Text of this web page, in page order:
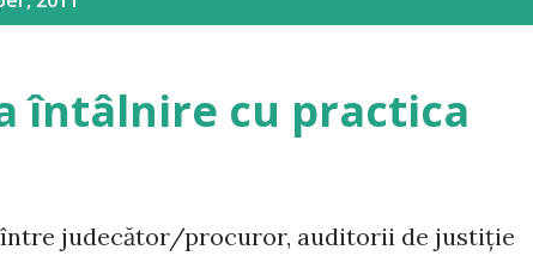
întâlnire cu practica
între judecător/procuror, auditorii de justiție